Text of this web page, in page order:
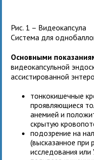
Рис. 1 –
Система для
Основными
видеокапсульной
ассистированной
тонкокишечные
проявляющиеся
анемией и
скрытую
подозрение на
(высказанное при
исследования